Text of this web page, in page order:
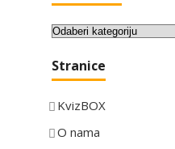
K
t
g
o
Stranice
KvizBOX
O nama